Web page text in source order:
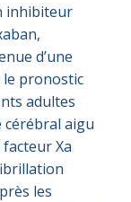
inhibiteur
d’une
pronostic
adultes
aigu
Xa
les